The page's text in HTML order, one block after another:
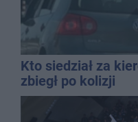
Kto siedział za
zbiegł po kolizji